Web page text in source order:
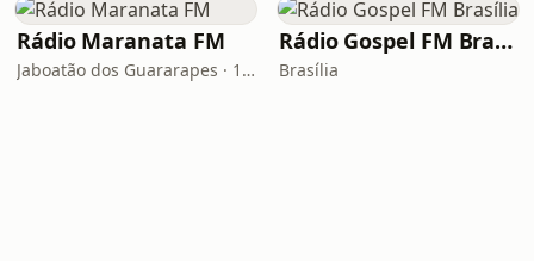
Rádio Maranata FM
Jaboatão dos Guararapes · 103.9 FM
Rádio Gospel FM Brasília
Brasília